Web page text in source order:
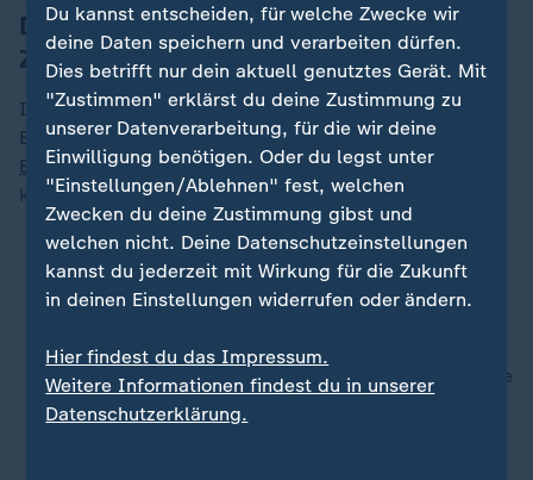
Die wichtigsten Punkte für den
Zuschauer
Insgesamt ergeben sich drei Punkte für Rhetorik-
Experte Kramer, auf die man beim TV-Duell vor der
Bundestagswahlzwischen Scholz und Merz achten
kann:
Wissensebene: Nennen sie nur leere Forderungen
oder können sie diese auch mit Fakten und
Ehrlichkeit der Kandidaten: Wirken die Statements
auswendig gelernt und unpassend oder können die
Kandidaten passende Antworten spontan an den
Du kannst entscheiden, für welche Zwecke wir
deine Daten speichern und verarbeiten dürfen.
Dies betrifft nur dein aktuell genutztes Gerät. Mit
"Zustimmen" erklärst du deine Zustimmung zu
unserer Datenverarbeitung, für die wir deine
Einwilligung benötigen. Oder du legst unter
"Einstellungen/Ablehnen" fest, welchen
Zwecken du deine Zustimmung gibst und
welchen nicht. Deine Datenschutzeinstellungen
kannst du jederzeit mit Wirkung für die Zukunft
in deinen Einstellungen widerrufen oder ändern.
Hier findest du das Impressum.
Weitere Informationen findest du in unserer
Datenschutzerklärung.